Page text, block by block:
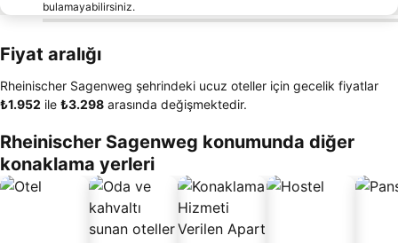
bulamayabilirsiniz.
Fiyat aralığı
Rheinischer Sagenweg şehrindeki ucuz oteller için gecelik fiyatlar
‎₺1.952 ile ‎₺3.298 arasında değişmektedir.
Rheinischer Sagenweg konumunda diğer
konaklama yerleri